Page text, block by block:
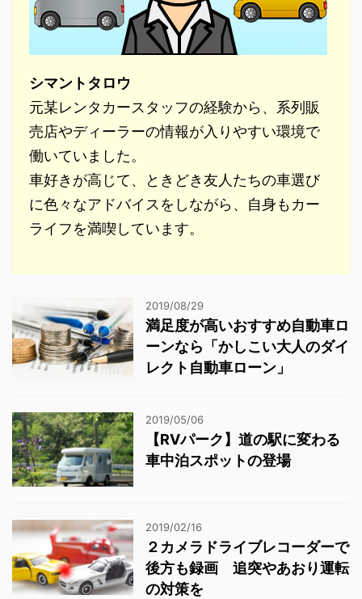
シマントタロウ
元某レンタカースタッフの経験から、系列販
売店やディーラーの情報が入りやすい環境で
働いていました。
車好きが高じて、ときどき友人たちの車選び
に色々なアドバイスをしながら、自身もカー
ライフを満喫しています。
2019/08/29
満足度が高いおすすめ自動車ロ
ーンなら「かしこい大人のダイ
レクト自動車ローン」
2019/05/06
【RVパーク】道の駅に変わる
車中泊スポットの登場
2019/02/16
２カメラドライブレコーダーで
後方も録画 追突やあおり運転
の対策を